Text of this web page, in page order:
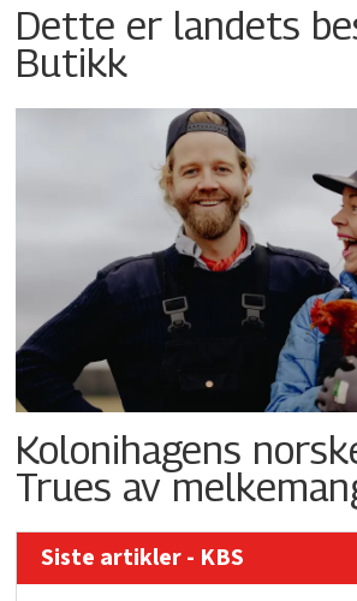
Dette er landets
Butikk
Kolonihagens
Trues av
Siste artikler - KBS